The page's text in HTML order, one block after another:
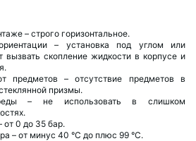
– строго горизонтальное.
– установка под углом или
вызвать скопление жидкости в корпусе и
предметов – отсутствие предметов в
призмы.
– не использовать в слишком
от 0 до 35 бар.
– от минус 40 °C до плюс 99 °C.